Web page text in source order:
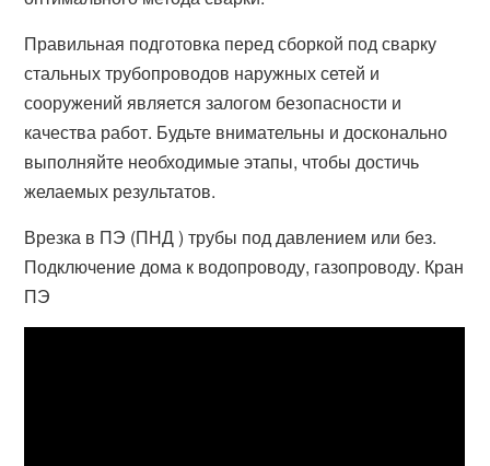
Правильная подготовка перед сборкой под сварку
стальных трубопроводов наружных сетей и
сооружений является залогом безопасности и
качества работ. Будьте внимательны и досконально
выполняйте необходимые этапы, чтобы достичь
желаемых результатов.
Врезка в ПЭ (ПНД ) трубы под давлением или без.
Подключение дома к водопроводу, газопроводу. Кран
ПЭ